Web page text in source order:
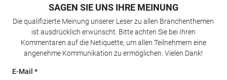
SAGEN SIE UNS IHRE MEINUNG
Die qualifizierte Meinung unserer Leser zu allen Branchenthemen
ist ausdrücklich erwünscht. Bitte achten Sie bei Ihren
Kommentaren auf die Netiquette, um allen Teilnehmern eine
angenehme Kommunikation zu ermöglichen. Vielen Dank!
E-Mail